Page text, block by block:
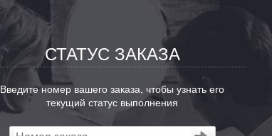
СТАТУС ЗАКАЗА
Введите номер вашего заказа, чтобы узнать его
текущий статус выполнения